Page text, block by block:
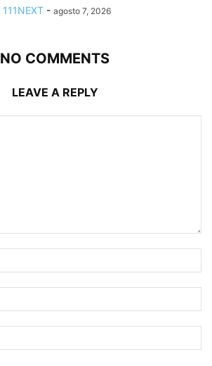
111NEXT - agosto 7, 2026
NO COMMENTS
LEAVE A REPLY